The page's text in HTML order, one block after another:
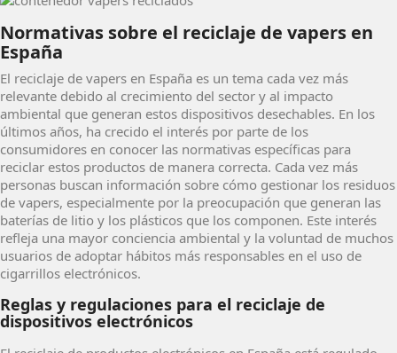
Normativas sobre el reciclaje de vapers en
España
El reciclaje de vapers en España es un tema cada vez más
relevante debido al crecimiento del sector y al impacto
ambiental que generan estos dispositivos desechables. En los
últimos años, ha crecido el interés por parte de los
consumidores en conocer las normativas específicas para
reciclar estos productos de manera correcta. Cada vez más
personas buscan información sobre cómo gestionar los residuos
de vapers, especialmente por la preocupación que generan las
baterías de litio y los plásticos que los componen. Este interés
refleja una mayor conciencia ambiental y la voluntad de muchos
usuarios de adoptar hábitos más responsables en el uso de
cigarrillos electrónicos.
Reglas y regulaciones para el reciclaje de
dispositivos electrónicos